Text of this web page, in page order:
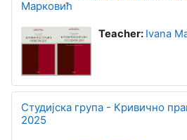
Марковић
Teacher: Ivana
Студијска група - Кривично
2025